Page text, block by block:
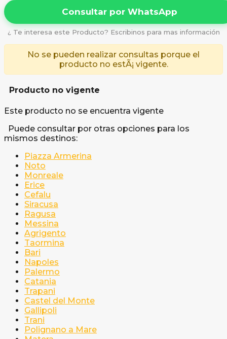
Consultar por WhatsApp
¿ Te interesa este Producto? Escribinos para mas información
No se pueden realizar consultas porque el
producto no estÃ¡ vigente.
Producto no vigente
Este producto no se encuentra vigente
Puede consultar por otras opciones para los
mismos destinos:
Piazza Armerina
Noto
Monreale
Erice
Cefalu
Siracusa
Ragusa
Messina
Agrigento
Taormina
Bari
Napoles
Palermo
Catania
Trapani
Castel del Monte
Gallipoli
Trani
Polignano a Mare